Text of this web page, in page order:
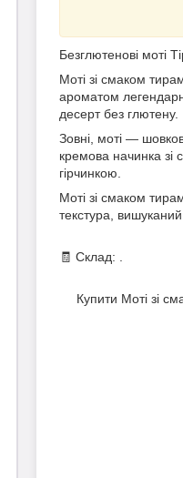
Безглютенові моті
Моті зі смаком
ароматом
десерт без глютену.
Зовні, моті —
кремова начинка зі
гірчинкою.
Моті зі смаком
текстура,
🧾 Склад: .
Купити Моті зі